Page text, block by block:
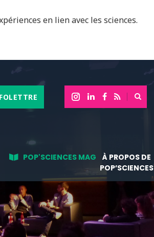
en lien avec les sciences.
POP'SCIENCES MAG
À PROPOS DE
POP’SCIENCES